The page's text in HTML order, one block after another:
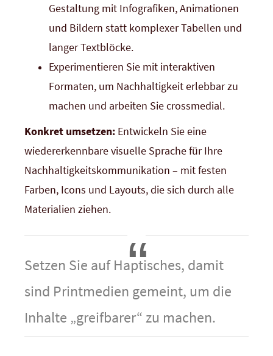
Gestaltung mit Infografiken, Animationen
und Bildern statt komplexer Tabellen und
langer Textblöcke.
Experimentieren Sie mit interaktiven
Formaten, um Nachhaltigkeit erlebbar zu
machen und arbeiten Sie crossmedial.
Konkret umsetzen: Entwickeln Sie eine
wiedererkennbare visuelle Sprache für Ihre
Nachhaltigkeitskommunikation – mit festen
Farben, Icons und Layouts, die sich durch alle
Materialien ziehen.
Setzen Sie auf Haptisches, damit
sind Printmedien gemeint, um die
Inhalte „greifbarer“ zu machen.